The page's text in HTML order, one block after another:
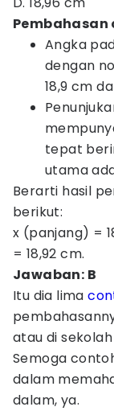
Pembahasan
Angka
dengan
18,9 cm
tepat
utama
Berarti hasil
berikut:
x (panjang) =
= 18,92 cm.
Jawaban: B
Itu dia lima
atau di
Semoga
dalam
dalam, ya.